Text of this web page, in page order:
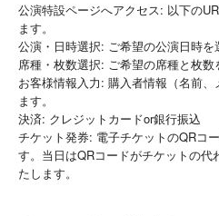
公演特設ページへアクセス: 以下の
ます。
公演・日時選択: ご希望の公演日時を
席種・枚数選択: ご希望の席種と枚数
お客様情報入力: 購入者情報（名前
ます。
決済: クレジットカードor銀行振込
チケット発券: 電子チケットのQRコ
す。当日はQRコードがチケットの
たします。